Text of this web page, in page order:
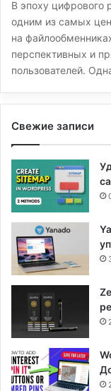
В эпоху цифрового
одним из самых
на
перспективных и
пользователей.
Свежие записи